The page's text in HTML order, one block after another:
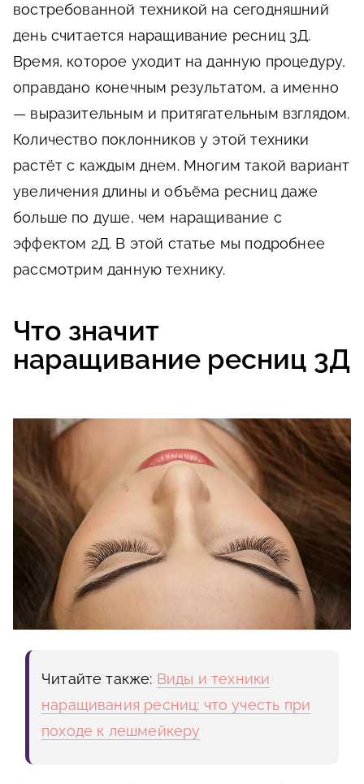
востребованной техникой на сегодняшний
день считается наращивание ресниц 3Д.
Время, которое уходит на данную процедуру,
оправдано конечным результатом, а именно
— выразительным и притягательным взглядом.
Количество поклонников у этой техники
растёт с каждым днем. Многим такой вариант
увеличения длины и объёма ресниц даже
больше по душе, чем наращивание с
эффектом 2Д. В этой статье мы подробнее
рассмотрим данную технику.
Что значит
наращивание ресниц 3Д
Читайте также: Виды и техники
наращивания ресниц: что учесть при
походе к лешмейкеру